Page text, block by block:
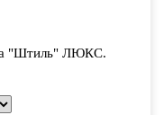
"Штиль" ЛЮКС.